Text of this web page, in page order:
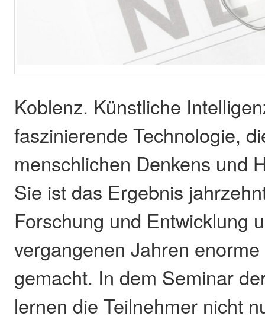
Koblenz. Künstliche
faszinierende Technologie,
menschlichen Denkens und
Sie ist das Ergebnis
Forschung und Entwicklung
vergangenen Jahren
gemacht. In dem Seminar
lernen die Teilnehmer nicht